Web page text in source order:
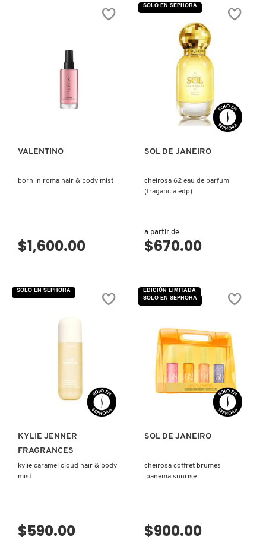
GIORGIO ARMANI
GLOSSIER
HUGO BOSS
ICONIC LONDON
INNISFREE
VISTA RÁPIDA
VALENTINO
born in roma hair & body mist
$1,600.00
VISTA RÁPIDA
SOL DE JANEIRO
cheirosa 62 eau de parfum
(fragancia edp)
a partir de
$670.00
SOLO EN SEPHORA
VISTA RÁPIDA
KYLIE JENNER
FRAGRANCES
kylie caramel cloud hair & body
mist
$590.00
SOLO EN SEPHORA
VISTA RÁPIDA
SOL DE JANEIRO
cheirosa coffret brumes
ipanema sunrise
$900.00
EDICIÓN LIMITADA
SOLO EN SEPHORA